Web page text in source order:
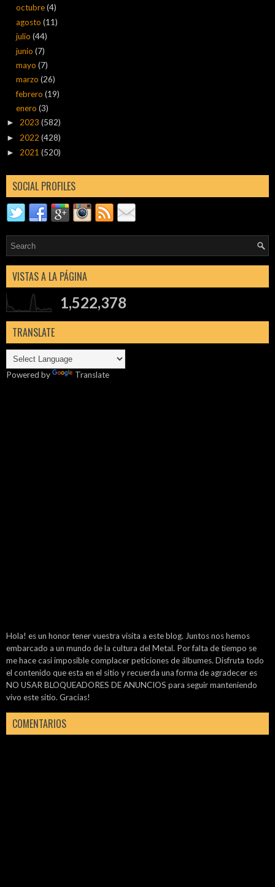
octubre(4)
agosto(11)
julio(44)
junio(7)
mayo(7)
marzo(26)
febrero(19)
enero(3)
► 2023 (582)
► 2022 (428)
► 2021 (520)
SOCIAL PROFILES
VISTAS A LA PÁGINA
1,522,378
TRANSLATE
Powered by Translate
Hola! es un honor tener vuestra visita a este blog. Juntos nos hemos
embarcado a un mundo de la cultura del Metal. Por falta de tiempo se
me hace casi imposible complacer peticiones de álbumes. Disfruta todo
el contenido que esta en el sitio y recuerda una forma de agradecer es
NO USAR BLOQUEADORES DE ANUNCIOS para seguir manteniendo
vivo este sitio. Gracias!
COMENTARIOS